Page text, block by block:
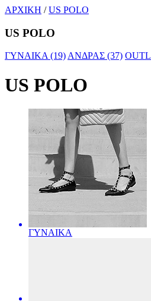
ΑΡΧΙΚΗ /US POLO
US POLO
ΓΥΝΑΙΚΑ (19)ΑΝΔΡΑΣ (37)
US POLO
ΓΥΝΑΙΚΑ